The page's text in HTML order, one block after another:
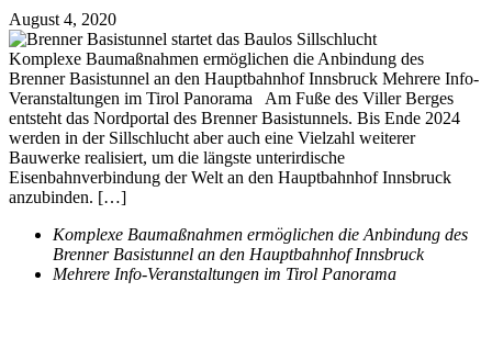
August 4, 2020
Komplexe Baumaßnahmen ermöglichen die Anbindung des
Brenner Basistunnel an den Hauptbahnhof Innsbruck Mehrere Info-
Veranstaltungen im Tirol Panorama Am Fuße des Viller Berges
entsteht das Nordportal des Brenner Basistunnels. Bis Ende 2024
werden in der Sillschlucht aber auch eine Vielzahl weiterer
Bauwerke realisiert, um die längste unterirdische
Eisenbahnverbindung der Welt an den Hauptbahnhof Innsbruck
anzubinden. […]
Komplexe Baumaßnahmen ermöglichen die Anbindung des
Brenner Basistunnel an den Hauptbahnhof Innsbruck
Mehrere Info-Veranstaltungen im Tirol Panorama